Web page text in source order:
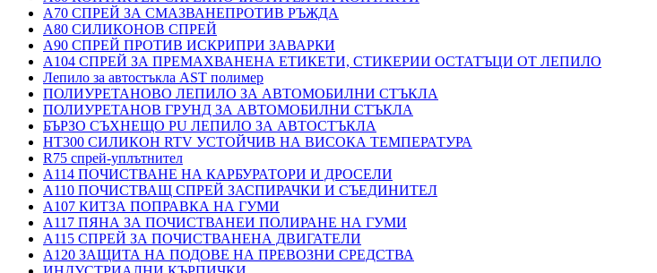
A70 СПРЕЙ ЗА СМАЗВАНЕПРОТИВ РЪЖДА
A80 СИЛИКОНОВ СПРЕЙ
A90 СПРЕЙ ПРОТИВ ИСКРИПРИ ЗАВАРКИ
A104 СПРЕЙ ЗА ПРЕМАХВАНЕНА ЕТИКЕТИ, СТИКЕРИИ ОСТАТЪЦИ ОТ ЛЕПИЛО
Лепило за автостъкла AST полимер
ПОЛИУРЕТАНОВО ЛЕПИЛО ЗА АВТОМОБИЛНИ СТЪКЛА
ПОЛИУРЕТАНОВ ГРУНД ЗА АВТОМОБИЛНИ СТЪКЛА
БЪРЗО СЪХНЕЩО PU ЛЕПИЛО ЗА АВТОСТЪКЛА
HT300 СИЛИКОН RTV УСТОЙЧИВ НА ВИСОКА ТЕМПЕРАТУРА
R75 спрей-уплътнител
A114 ПОЧИСТВАНЕ НА КАРБУРАТОРИ И ДРОСЕЛИ
A110 ПОЧИСТВАЩ СПРЕЙ ЗАСПИРАЧКИ И СЪЕДИНИТЕЛ
A107 КИТЗА ПОПРАВКА НА ГУМИ
A117 ПЯНА ЗА ПОЧИСТВАНЕИ ПОЛИРАНЕ НА ГУМИ
A115 СПРЕЙ ЗА ПОЧИСТВАНЕНА ДВИГАТЕЛИ
A120 ЗАЩИТА НА ПОДОВЕ НА ПРЕВОЗНИ СРЕДСТВА